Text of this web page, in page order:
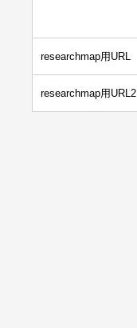
researchmap用URL
researchmap用URL2